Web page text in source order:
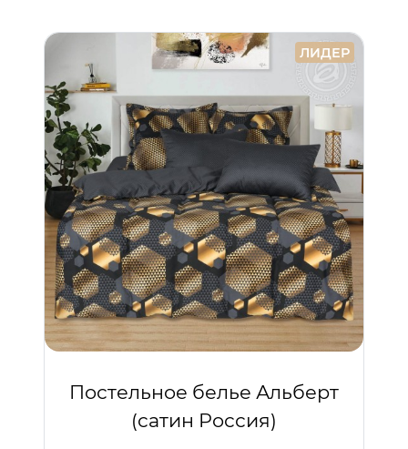
ЛИДЕР
Постельное белье Альберт
(сатин Россия)